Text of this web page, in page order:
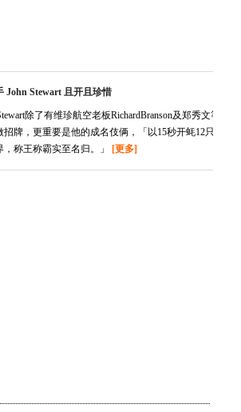
John Stewart 且开且珍惜
除了有维珍航空老板RichardBranson及郑秀文等星级
招牌，更重要是他的成名伎俩，「以15秒开蚝12只震惊
，称王称霸实至名归。」
[更多]